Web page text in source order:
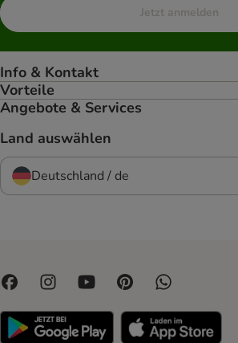
Jetzt anmelden
Info & Kontakt
Vorteile
Angebote & Services
Land auswählen
Deutschland / de